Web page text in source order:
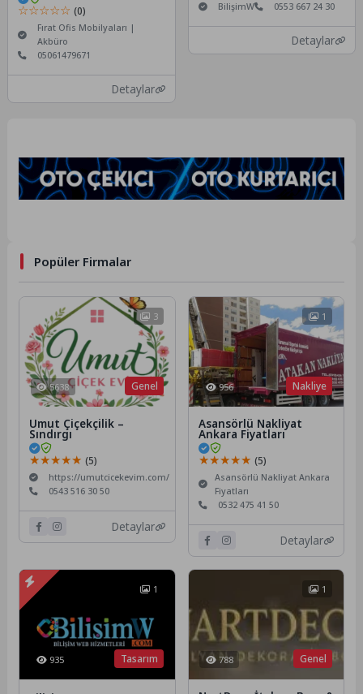
☆☆☆☆☆(0)
Fırat Ofis Mobilyaları |
Akbüro
05061479671
Detaylar
BilişimW 0553 667 24 30
Detaylar
Popüler Firmalar
Genel
5638
3
Umut Çiçekçilik –
Sındırgı
★★★★★(5)
https://umutcicekevim.com/
0543 516 30 50
Detaylar
Nakliye
956
1
Asansörlü Nakliyat
Ankara Fiyatları
★★★★★ (5)
Asansörlü Nakliyat Ankara
Fiyatları
0532 475 41 50
Detaylar
Tasarım
935
1
Genel
788
1